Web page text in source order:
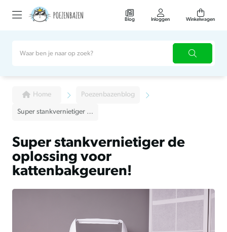
Blog Inloggen Winkelwagen
Home Poezenbazenblog
Super stankvernietiger de oplossing voor kattenbakgeuren!
Super stankvernietiger de
oplossing voor
kattenbakgeuren!